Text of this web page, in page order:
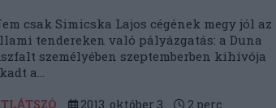
csak Simicska Lajos cégének megy jól az
tendereken való pályázgatás: a Duna
személyében szeptemberben kihívója
a...
2013. október 3. 2 perc